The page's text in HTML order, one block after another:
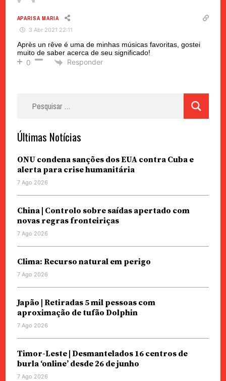
APARISA MARIA
3 Abr 2021 22:11
Après un rêve é uma de minhas músicas favoritas, gostei
muito de saber acerca de seu significado!
0 Responder
Últimas Notícias
ONU condena sanções dos EUA contra Cuba e
alerta para crise humanitária
7 Ago 2026
China | Controlo sobre saídas apertado com
novas regras fronteiriças
7 Ago 2026
Clima: Recurso natural em perigo
7 Ago 2026
Japão | Retiradas 5 mil pessoas com
aproximação de tufão Dolphin
7 Ago 2026
Timor-Leste | Desmantelados 16 centros de
burla ‘online’ desde 26 de junho
7 Ago 2026